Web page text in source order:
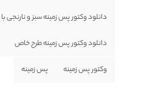
دانلود وکتور پس زمینه سبز و نارنجی
دانلود وکتور پس زمینه طرح خاص
وکتور پس زمینه پس زمینه